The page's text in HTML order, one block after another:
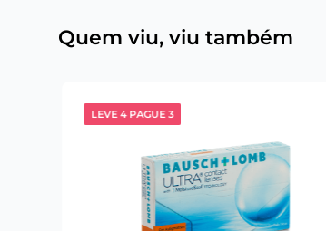
Quem viu, viu também
LEVE 4 PAGUE 3